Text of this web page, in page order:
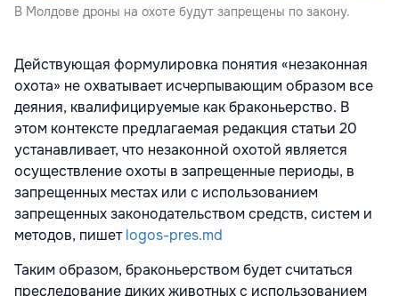
В Молдове дроны на охоте будут запрещены по закону.
Действующая формулировка понятия «незаконная
охота» не охватывает исчерпывающим образом все
деяния, квалифицируемые как браконьерство. В
этом контексте предлагаемая редакция статьи 20
устанавливает, что незаконной охотой является
осуществление охоты в запрещенные периоды, в
запрещенных местах или с использованием
запрещенных законодательством средств, систем и
методов, пишетlogos-pres.md
Таким образом, браконьерством будет считаться
преследование диких животных с использованием